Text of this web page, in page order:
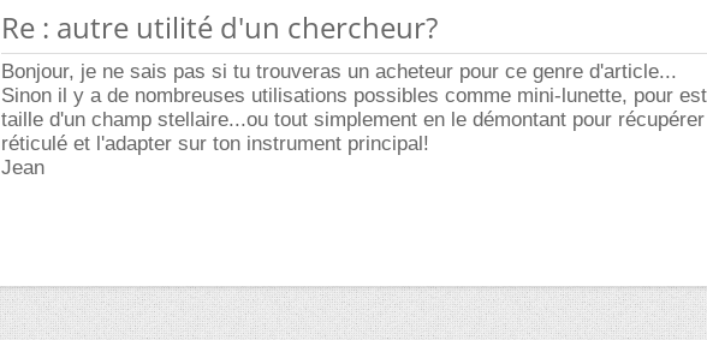
Re : autre utilité d'un chercheur?
Bonjour, je ne sais pas si tu trouveras un acheteur pour ce genre d'article...
Sinon il y a de nombreuses utilisations possibles comme mini-lunette, pour
taille d'un champ stellaire...ou tout simplement en le démontant pour
réticulé et l'adapter sur ton instrument principal!
Jean